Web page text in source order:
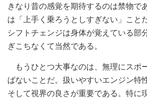
きなり昔の感覚を期待するのは禁物で
は「上手く乗ろうとしすぎない」こと
シフトチェンジは身体が覚えている部
ぎこちなくて当然である。
もうひとつ大事なのは、無理にスポ
ばないことだ。扱いやすいエンジン特
そして視界の良さが重要である。特に